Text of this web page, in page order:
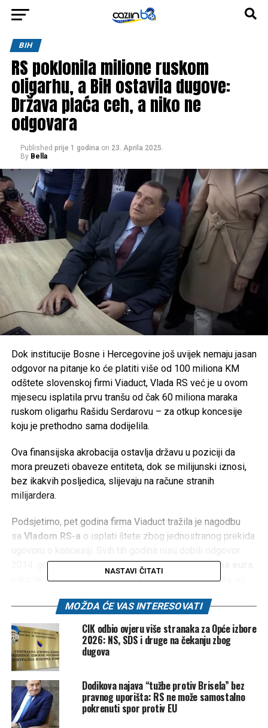
BIH
RS poklonila milione ruskom
oligarhu, a BiH ostavila dugove:
Država plaća ceh, a niko ne
odgovara
Published prije 1 godina on 23. Aprila 2025.
By Bella
Dok institucije Bosne i Hercegovine još uvijek nemaju jasan
odgovor na pitanje ko će platiti više od 100 miliona KM
odštete slovenskoj firmi Viaduct, Vlada RS već je u ovom
mjesecu isplatila prvu tranšu od čak 60 miliona maraka
ruskom oligarhu Rašidu Serdarovu – za otkup koncesije
koju je prethodno sama dodijelila.
Ova finansijska akrobacija ostavlja državu u poziciji da
mora preuzeti obaveze entiteta, dok se milijunski iznosi,
bez ikakvih posljedica, slijevaju na račune stranih
milijardera.
Podsjetimo, pet godina firma Viaduct tražila je nagodbu
sa Vladom RS-a o isplati štete zbog jednostranog prekida
2014. godine nudili su Vladi da im isplati3,8 miliona eura
kako ne bi došlo do arbitražnog spora. Bez odgovora, ali
korist. Od početnih nekoliko miliona došlo se do više od
50 miliona eura, koji će biti isplaćeni oduzimanjem državne
imovine.
Za razliku od slovenske firme, ruski biznismen
svoje projekte termoelektrane u Ugljeviku, ali je zato od
RS-a zatražio (i dobio) otkup koncesije. Prva isplata već je
izvršena, a ukupni iznos koji bi mogao biti plaćen
NASTAVI ČITATI
MOŽDA ĆE VAS INTERESOVATI
CIK odbio ovjeru više stranaka za Opće izbore
2026: NS, SDS i druge na čekanju zbog
dugova
Dodikova najava “tužbe protiv Brisela” bez
pravnog uporišta: RS ne može samostalno
pokrenuti spor protiv EU